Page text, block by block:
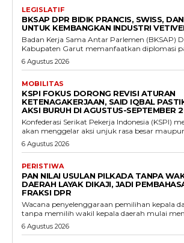
LEGISLATIF
BKSAP DPR BIDIK PRANCIS, SWISS,
UNTUK KEMBANGKAN INDUSTRI
Badan Kerja Sama Antar Parlemen (BKSAP)
Kabupaten Garut memanfaatkan diplomasi
6 Agustus 2026
MOBILITAS
KSPI FOKUS DORONG REVISI ATURAN
KETENAGAKERJAAN, SAID IQBAL
AKSI BURUH DI AGUSTUS-SEPTEMBER
Konfederasi Serikat Pekerja Indonesia (KSPI)
akan menggelar aksi unjuk rasa besar
6 Agustus 2026
PERISTIWA
PAN NILAI USULAN PILKADA TANPA
DAERAH LAYAK DIKAJI, JADI
FRAKSI DPR
Wacana penyelenggaraan pemilihan kepala
tanpa memilih wakil kepala daerah mulai
6 Agustus 2026